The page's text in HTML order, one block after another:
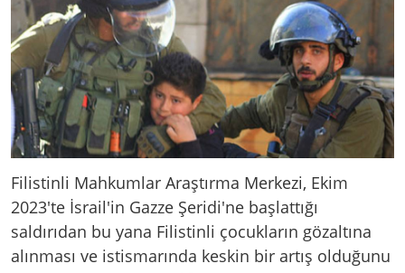
Filistinli Mahkumlar Araştırma Merkezi, Ekim
2023'te İsrail'in Gazze Şeridi'ne başlattığı
saldırıdan bu yana Filistinli çocukların gözaltına
alınması ve istismarında keskin bir artış olduğunu